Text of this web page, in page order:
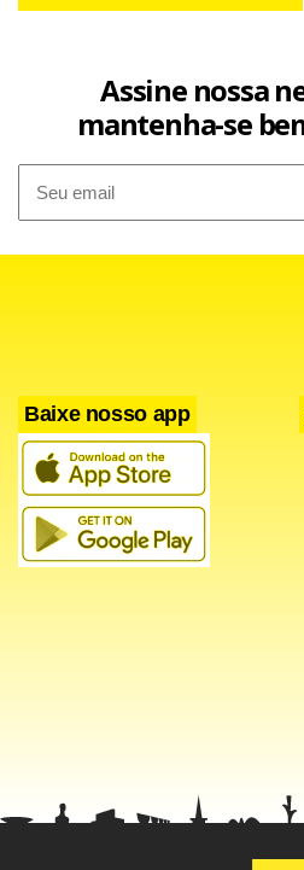
Assine nossa
mantenha-se
Baixe nosso app